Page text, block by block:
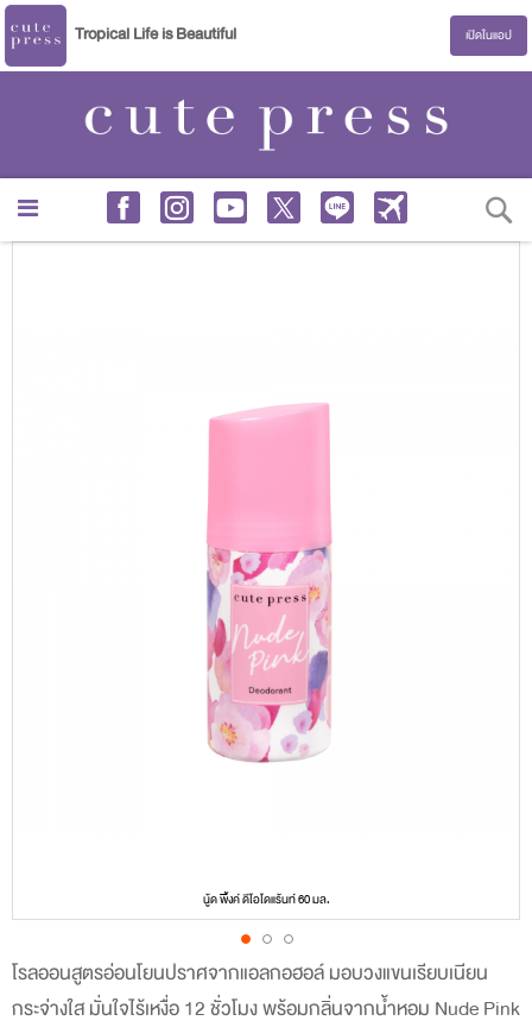
Tropical Life is Beautiful เปิดในแอป
โรลออนสูตรอ่อนโยนปราศจากแอลกอฮอล์ มอบวงแขนเรียบเนียน
กระจ่างใส มั่นใจไร้เหงื่อ 12 ชั่วโมง พร้อมกลิ่นจากน้ำหอม Nude Pink
นู้ด พิ้งค์ ดีโอโดแร้นท์ 60 มล.
Skip
to